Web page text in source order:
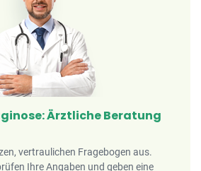
Ärztliche Beratung
vertraulichen Fragebogen aus.
Ihre Angaben und geben eine